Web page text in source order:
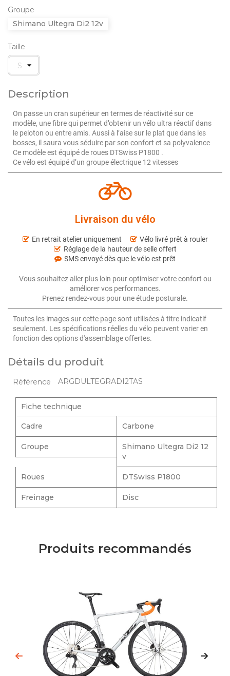
Groupe
Shimano Ultegra Di2 12v
Taille
Description
On passe un cran supérieur en termes de réactivité sur ce
modèle, une fibre qui permet d’obtenir un vélo ultra réactif dans
le peloton ou entre amis. Aussi à l’aise sur le plat que dans les
bosses, il saura vous séduire par son confort et sa polyvalence
Ce modèle est équipé de roues DTSwiss P1800 .
Ce vélo est équipé d’un groupe électrique 12 vitesses
Livraison du vélo
En retrait atelier uniquement
Vélo livré prêt à rouler
Réglage de la hauteur de selle offert
SMS envoyé dès que le vélo est prêt
Vous souhaitez aller plus loin pour optimiser votre confort ou
améliorer vos performances.
Prenez rendez-vous pour une étude posturale.
Toutes les images sur cette page sont utilisées à titre indicatif
seulement. Les spécifications réelles du vélo peuvent varier en
fonction des options d'assemblage offertes.
Détails du produit
Référence ARGDULTEGRADI2TAS
Fiche technique
Cadre Carbone
Groupe
Shimano Ultegra Di2 12
v
Roues DTSwiss P1800
Freinage Disc
Produits recommandés